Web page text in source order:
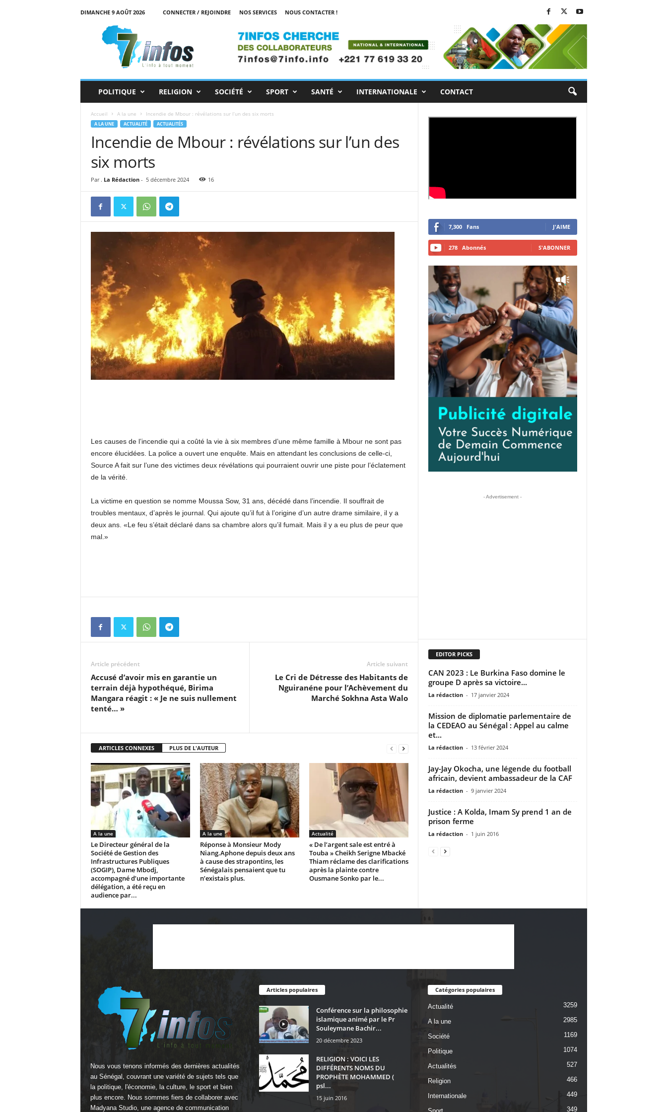
DIMANCHE 9 AOÛT 2026 CONNECTER / REJOINDRE NOS SERVICES
NOUS CONTACTER !
POLITIQUE RELIGION SOCIÉTÉ SPORT SANTÉ INTERNATIONALE CONTACT
Accueil A la une Incendie de Mbour : révélations sur l’un des six morts
A LA UNE ACTUALITÉ ACTUALITÉS
Incendie de Mbour : révélations sur l’un des
six morts
Par . La Rédaction- 5 décembre 2024 16
Les causes de l’incendie qui a coûté la vie à six membres d’une même famille à Mbour ne sont pas
encore élucidées. La police a ouvert une enquête. Mais en attendant les conclusions de celle-ci,
Source A fait sur l’une des victimes deux révélations qui pourraient ouvrir une piste pour l’éclatement
de la vérité.
La victime en question se nomme Moussa Sow, 31 ans, décédé dans l’incendie. Il souffrait de
troubles mentaux, d’après le journal. Qui ajoute qu’il fut à l’origine d’un autre drame similaire, il y a
deux ans. «Le feu s’était déclaré dans sa chambre alors qu’il fumait. Mais il y a eu plus de peur que
mal.»
Article précédent
Accusé d’avoir mis en garantie un
terrain déjà hypothéqué, Birima
Mangara réagit : « Je ne suis nullement
tenté… »
Article suivant
Le Cri de Détresse des Habitants de
Nguiranéne pour l’Achèvement du
Marché Sokhna Asta Walo
ARTICLES CONNEXES PLUS DE L'AUTEUR
A la une
Le Directeur général de la
Société de Gestion des
Infrastructures Publiques
(SOGIP), Dame Mbodj,
accompagné d’une importante
délégation, a été reçu en
audience par...
A la une
Réponse à Monsieur Mody
Niang.Aphone depuis deux ans
à cause des strapontins, les
Sénégalais pensaient que tu
n’existais plus.
Actualité
« De l’argent sale est entré à
Touba » Cheikh Serigne Mbacké
Thiam réclame des clarifications
après la plainte contre
Ousmane Sonko par le...
7,300 Fans J'AIME
278 Abonnés S'ABONNER
- Advertisement -
EDITOR PICKS
CAN 2023 : Le Burkina Faso domine le
groupe D après sa victoire...
La rédaction - 17 janvier 2024
Mission de diplomatie parlementaire de
la CEDEAO au Sénégal : Appel au calme
et...
La rédaction - 13 février 2024
Jay-Jay Okocha, une légende du football
africain, devient ambassadeur de la CAF
La rédaction - 9 janvier 2024
Justice : A Kolda, Imam Sy prend 1 an de
prison ferme
La rédaction - 1 juin 2016
Nous vous tenons informés des dernières actualités
au Sénégal, couvrant une variété de sujets tels que
la politique, l'économie, la culture, le sport et bien
plus encore. Nous sommes fiers de collaborer avec
Madyana Studio, une agence de communication
Articles populaires
Conférence sur la philosophie
islamique animé par le Pr
Souleymane Bachir...
20 décembre 2023
RELIGION : VOICI LES
DIFFÉRENTS NOMS DU
PROPHÈTE MOHAMMED (
psl...
15 juin 2016
Catégories populaires
Actualité 3259
A la une 2985
Société 1169
Politique 1074
Actualités 527
Religion 466
Internationale 449
349